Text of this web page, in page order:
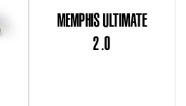
MEMPHIS ULTIMATE
2.0